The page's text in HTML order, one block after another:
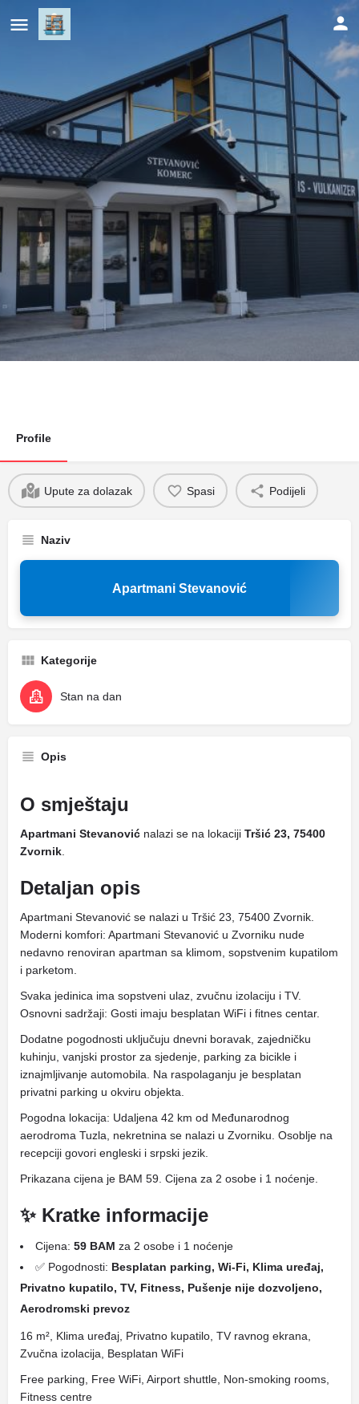
Apartmani Stevanović
Profile
Upute za dolazak Spasi Podijeli
Naziv
Apartmani Stevanović
Kategorije
Stan na dan
Opis
O smještaju
Apartmani Stevanović nalazi se na lokaciji Tršić 23, 75400
Zvornik
Detaljan opis
Apartmani Stevanović se nalazi u Tršić 23, 75400 Zvornik.
Moderni komfori: Apartmani Stevanović u Zvorniku nude
nedavno renoviran apartman sa klimom, sopstvenim kupatilom
i parketom.
Svaka jedinica ima sopstveni ulaz, zvučnu izolaciju i TV.
Osnovni sadržaji: Gosti imaju besplatan WiFi i fitnes centar.
Dodatne pogodnosti uključuju dnevni boravak, zajedničku
kuhinju, vanjski prostor za sjedenje, parking za bicikle i
iznajmljivanje automobila. Na raspolaganju je besplatan
privatni parking u okviru objekta.
Pogodna lokacija: Udaljena 42 km od Međunarodnog
aerodroma Tuzla, nekretnina se nalazi u Zvorniku. Osoblje na
recepciji govori engleski i srpski jezik.
Prikazana cijena je BAM 59. Cijena za 2 osobe i 1 noćenje.
✨ Kratke informacije
Cijena: 59 BAM za 2 osobe i 1 noćenje
✅ Pogodnosti: Besplatan parking, Wi-Fi, Klima uređaj,
Privatno kupatilo, TV, Fitness, Pušenje nije dozvoljeno,
Aerodromski prevoz
16 m², Klima uređaj, Privatno kupatilo, TV ravnog ekrana,
Zvučna izolacija, Besplatan WiFi
Free parking, Free WiFi, Airport shuttle, Non-smoking rooms,
Fitness centre